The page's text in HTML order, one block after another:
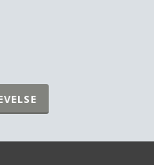
DKK 19,00
På lager